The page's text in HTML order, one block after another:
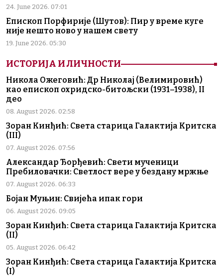
24. June 2026. 07:01
Епископ Порфирије (Шутов): Пир у време куге
није нешто ново у нашем свету
19. June 2026. 05:30
ИСТОРИЈА И ЛИЧНОСТИ
Никола Ожеговић: Др Николај (Велимировић)
као епископ охридско-битољски (1931–1938), II
део
08. August 2026. 02:58
Зоран Кинђић: Света старица Галактија Критска
(III)
07. August 2026. 07:56
Александар Ђорђевић: Свети мученици
Пребиловачки: Светлост вере у бездану мржње
07. August 2026. 06:33
Бојан Муњин: Свијећа ипак гори
06. August 2026. 09:05
Зоран Кинђић: Света старица Галактија Критска
(II)
05. August 2026. 06:42
Зоран Кинђић: Света старица Галактија Критска
(I)